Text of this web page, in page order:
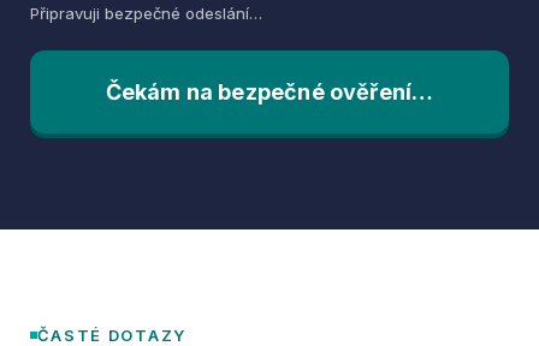
Připravuji bezpečné odeslání…
Čekám na bezpečné ověření…
ČASTÉ DOTAZY